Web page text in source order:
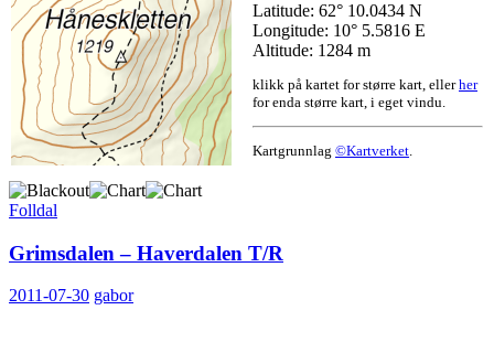
Latitude: 62° 10.0434 N
Longitude: 10° 5.5816 E
Altitude: 1284 m
klikk på kartet for større kart, ellerher
for enda større kart, i eget vindu.
Kartgrunnlag ©Kartverket.
Folldal
Grimsdalen – Haverdalen T/R
2011-07-30 gabor